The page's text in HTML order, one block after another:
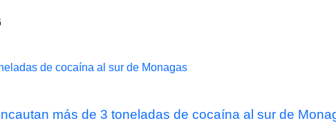
más de 3 toneladas de cocaína al sur de